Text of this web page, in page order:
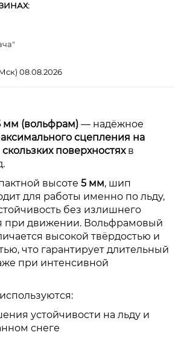
08.08.2026
мм (вольфрам) — надёжное
сцепления на
поверхностяхв
высоте 5 мм, шип
для работы именно по льду,
без излишнего
при движении. Вольфрамовый
высокой твёрдостью и
что гарантирует длительный
при интенсивной
устойчивости на льду и
снеге